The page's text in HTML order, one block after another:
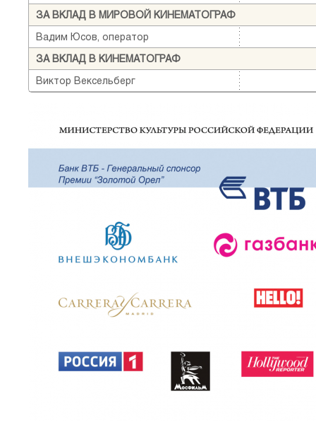
ЗА ВКЛАД В МИРОВОЙ КИНЕМАТОГРАФ
Вадим Юсов, оператор
ЗА ВКЛАД В КИНЕМАТОГРАФ
Виктор Вексельберг